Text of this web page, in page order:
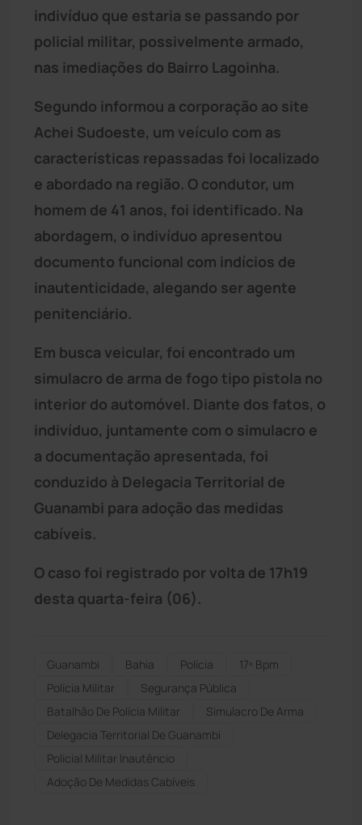
indivíduo que estaria se passando por
policial militar, possivelmente armado,
nas imediações do Bairro Lagoinha.
Segundo informou a corporação ao site
Achei Sudoeste, um veículo com as
características repassadas foi localizado
e abordado na região. O condutor, um
homem de 41 anos, foi identificado. Na
abordagem, o indivíduo apresentou
documento funcional com indícios de
inautenticidade, alegando ser agente
penitenciário.
Em busca veicular, foi encontrado um
simulacro de arma de fogo tipo pistola no
interior do automóvel. Diante dos fatos, o
indivíduo, juntamente com o simulacro e
a documentação apresentada, foi
conduzido à Delegacia Territorial de
Guanambi para adoção das medidas
cabíveis.
O caso foi registrado por volta de 17h19
desta quarta-feira (06).
Guanambi Bahia Polícia
17º Bpm
Polícia Militar
Segurança Pública
Batalhão De Polícia Militar
Simulacro De Arma
Delegacia Territorial De Guanambi
Policial Militar Inautêncio
Adoção De Medidas Cabíveis